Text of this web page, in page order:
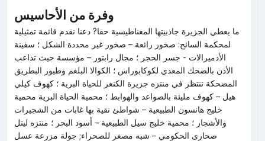
وفرة من الأحاسيس
ما يعطي الجزيرة جاذبيتها المغناطيسية حقا? دعنا نقدم قائمة تمثيلية
لمحكمة السائح: صخور رائعة – صخور غير محددة الشكل ؛ سفينة
الأدميرالات - جسر الحجر ؛ مجال رابتور – مؤسسة حيث تداعب
الأذن بالضحك المعدي لكوكابوراس ؛ الكوالا البلغم وطيور البطريق
المضحكة تنتظر في منتزه جزيرة الكنغر للحياة البرية ؛ كهوف كيلي
هيل – كهوف مليئة بالصواعد والهوابط ؛ محمية الحياة البرية محمية
خليج هانسون الطبيعية – شواطئ نقية بها غابات من الشجيرات
والأشجار ؛ محمية خليج سيل الطبيعية – أسود البحر ؛ منتزه ليتل
صحارى الحكومي – شبه مصغر للصحراء; جولة مزرعة عسل